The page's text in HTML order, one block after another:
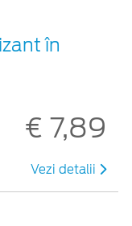
în
€ 7,89
Vezi detalii